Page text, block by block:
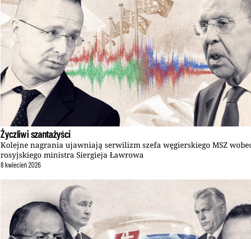
Życzliwi szantażyści
Kolejne nagrania ujawniają serwilizm szefa węgierskiego MSZ
rosyjskiego ministra Siergieja Ławrowa
8 kwiecień2026